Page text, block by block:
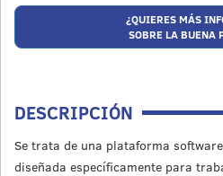
¿QUIERES MÁS
SOBRE LA BUENA
DESCRIPCIÓN
Se trata de una plataforma
diseñada específicamente para